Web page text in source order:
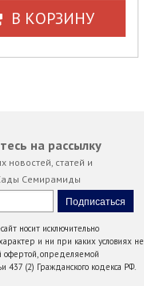
В КОРЗИНУ
на рассылку
новостей, статей и
Семирамиды
носит исключительно
и ни при каких условиях не
офертой, определяемой
437 (2) Гражданского кодекса РФ.